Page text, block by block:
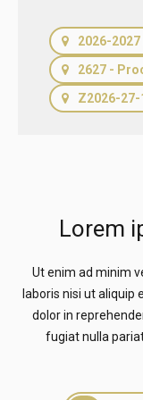
2026-2027
2627 -
Z2026-27-
Lorem
Ut enim ad minim
laboris nisi ut aliquip
dolor in
fugiat nulla